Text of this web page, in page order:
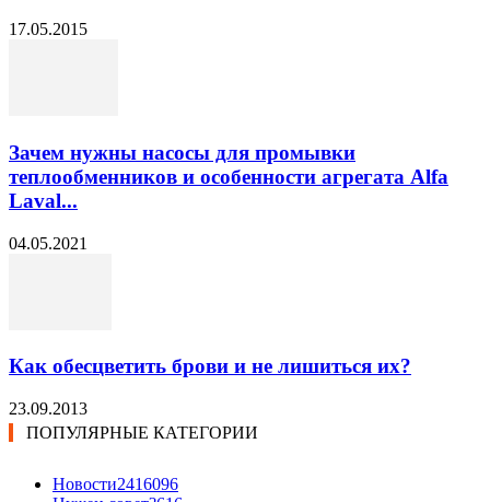
17.05.2015
Зачем нужны насосы для промывки
теплообменников и особенности агрегата Alfa
Laval...
04.05.2021
Как обесцветить брови и не лишиться их?
23.09.2013
ПОПУЛЯРНЫЕ КАТЕГОРИИ
Новости2416096